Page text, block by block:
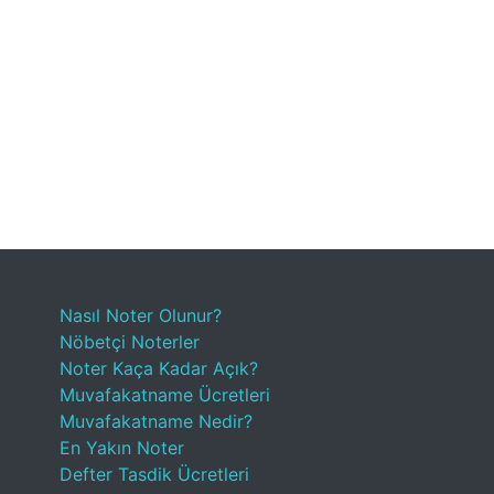
Nasıl Noter Olunur?
Nöbetçi Noterler
Noter Kaça Kadar Açık?
Muvafakatname Ücretleri
Muvafakatname Nedir?
En Yakın Noter
Defter Tasdik Ücretleri